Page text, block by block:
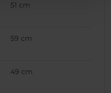
51 cm
59 cm
49 cm